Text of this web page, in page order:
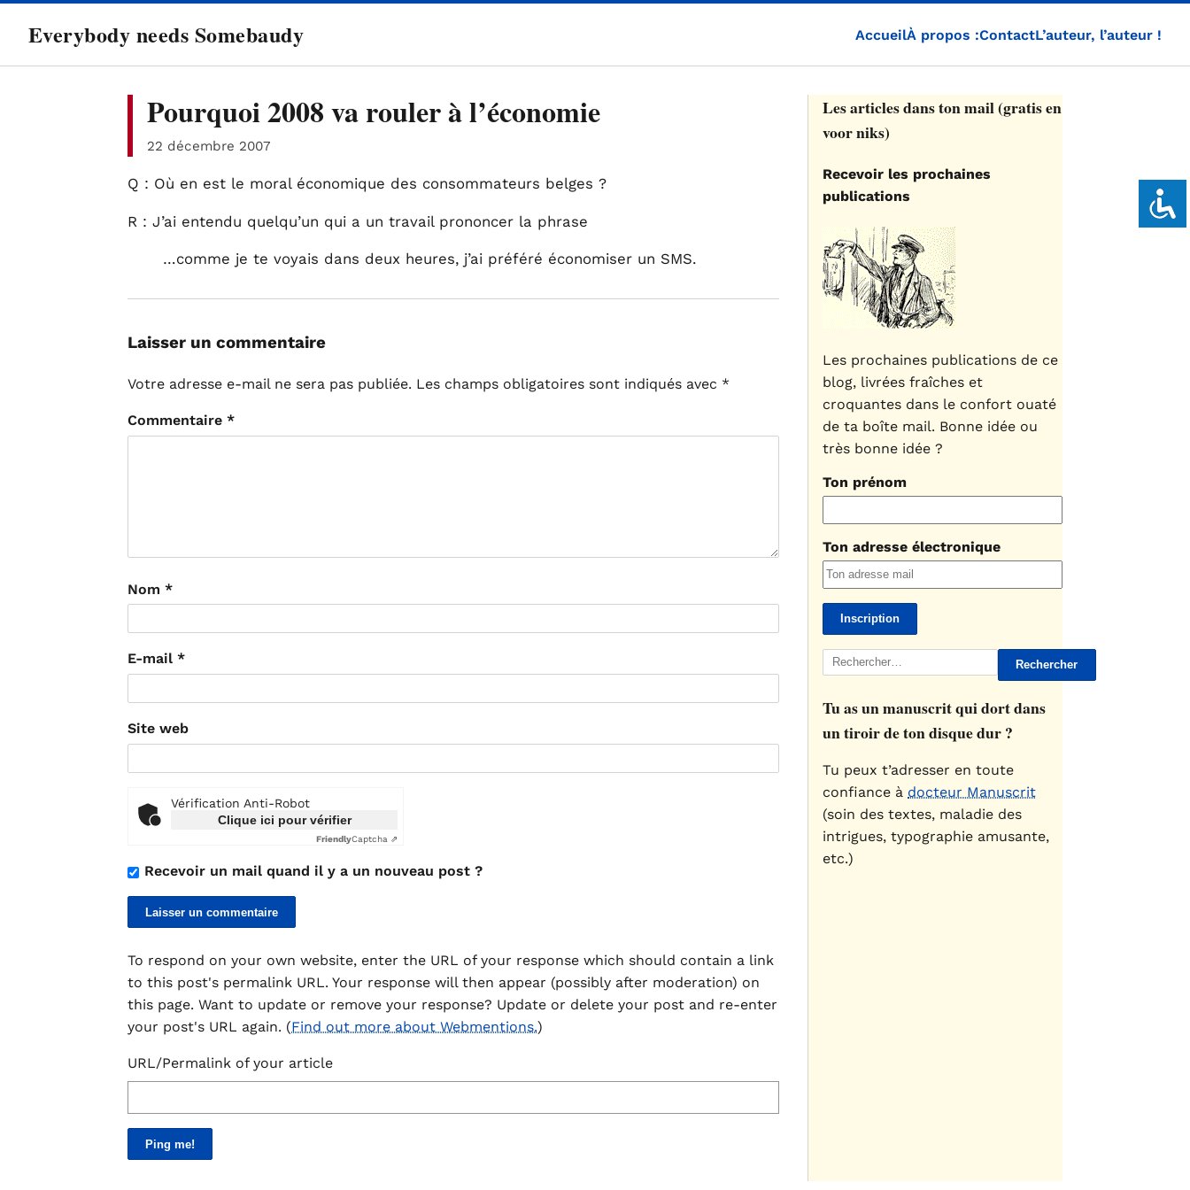
Everybody needs Somebaudy AccueilÀ propos :ContactL’auteur, l’auteur !
Pourquoi 2008 va rouler à l’économie
22 décembre 2007
Q : Où en est le moral économique des consommateurs belges ?
R : J’ai entendu quelqu’un qui a un travail prononcer la phrase
…comme je te voyais dans deux heures, j’ai préféré économiser un SMS.
Laisser un commentaire
Votre adresse e-mail ne sera pas publiée. Les champs obligatoires sont indiqués avec *
Commentaire *
Nom *
E-mail *
Site web
Vérification Anti-Robot
Clique ici pour vérifier
FriendlyCaptcha ⇗
Recevoir un mail quand il y a un nouveau post ?
To respond on your own website, enter the URL of your response which should contain a link
to this post's permalink URL. Your response will then appear (possibly after moderation) on
this page. Want to update or remove your response? Update or delete your post and re-enter
your post's URL again. (Find out more about Webmentions.)
URL/Permalink of your article
Les articles dans ton mail (gratis en
voor niks)
Recevoir les prochaines
publications
Les prochaines publications de ce
blog, livrées fraîches et
croquantes dans le confort ouaté
de ta boîte mail. Bonne idée ou
très bonne idée ?
Ton prénom
Ton adresse électronique
Rechercher :
Tu as un manuscrit qui dort dans
un tiroir de ton disque dur ?
Tu peux t’adresser en toute
confiance à docteur Manuscrit
(soin des textes, maladie des
intrigues, typographie amusante,
etc.)